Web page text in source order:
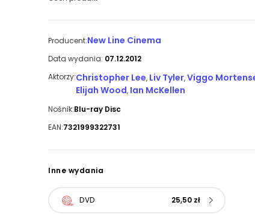
Producent:New Line Cinema
Data wydania: 07.12.2012
Aktorzy:Christopher Lee, Liv Tyler,Viggo
Elijah Wood, Ian McKellen
Nośnik:Blu-ray Disc
EAN:7321999322731
Inne wydania
DVD 25,50 zł